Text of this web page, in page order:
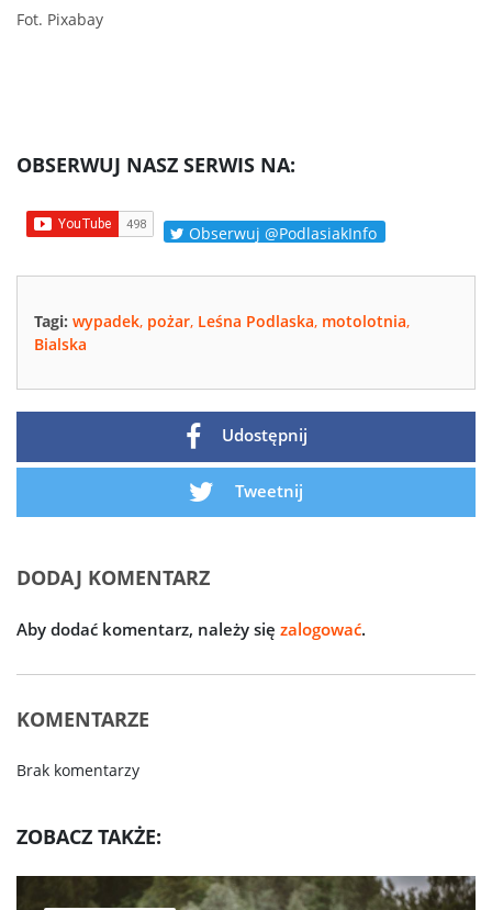
Fot. Pixabay
OBSERWUJ NASZ SERWIS NA:
Obserwuj @PodlasiakInfo
Tagi: wypadek, pożar, Leśna Podlaska, motolotnia,
Bialska
Udostępnij
Tweetnij
DODAJ KOMENTARZ
Aby dodać komentarz, należy się zalogować.
KOMENTARZE
Brak komentarzy
ZOBACZ TAKŻE: